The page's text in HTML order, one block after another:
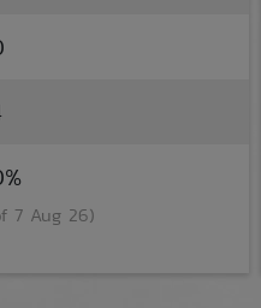
7 Aug 26)